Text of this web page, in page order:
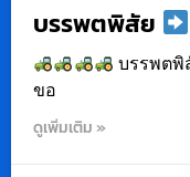
บรรพตพิสัย
บรรพตพิ
ขอ
ดูเพิ่มเติม »